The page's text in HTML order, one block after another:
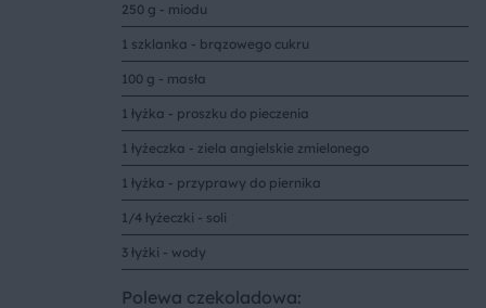
250 g - miodu
1 szklanka - brązowego cukru
100 g - masła
1 łyżka - proszku do pieczenia
1 łyżeczka - ziela angielskie zmielonego
1 łyżka - przyprawy do piernika
1/4 łyżeczki - soli
3 łyżki - wody
Polewa czekoladowa: